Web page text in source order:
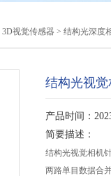
3D视觉传感器 > 结构光深度
结构光视
产品时间：
简要描述：
结构光视觉相机
两路单目数据合